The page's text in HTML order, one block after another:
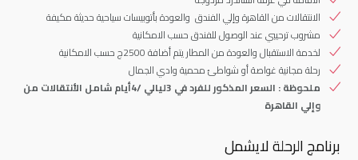
الانتقالات من القاهرة وإلي الفندق والعودة بأتوبيسات سياحية حديثة مكيفة
مشروب ترحيبي عند الوصول للفندق حسب الامكانية
لخدمة الاستقبال والعودة من المطار يتم أضافة 2500ج حسب الامكانية
رحلة مجانية غواصة أو شواطئ محمية وادي الجمال
ملحوظة : السعر المذكور للفرد في 3ليالي /4أيام شامل الأنتقالات من
وإلي القاهرة
برنامج الرحلة لايشمل